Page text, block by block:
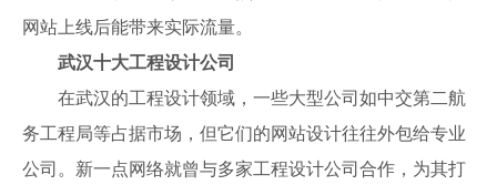
网站上线后能带来实际流量。
武汉十大工程设计公司
在武汉的工程设计领域，一些大型公司如中交第二航
务工程局等占据市场，但它们的网站设计往往外包给专业
公司。新一点网络就曾与多家工程设计公司合作，为其打